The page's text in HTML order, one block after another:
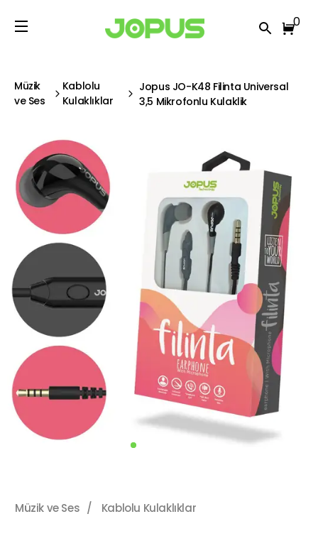
0
Müzik
ve Ses
Kablolu
Kulaklıklar
Jopus JO-K48 Filinta Universal
3,5 Mikrofonlu Kulaklik
Müzik ve Ses / Kablolu Kulaklıklar